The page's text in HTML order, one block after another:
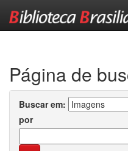
Página de
Buscar em:
por